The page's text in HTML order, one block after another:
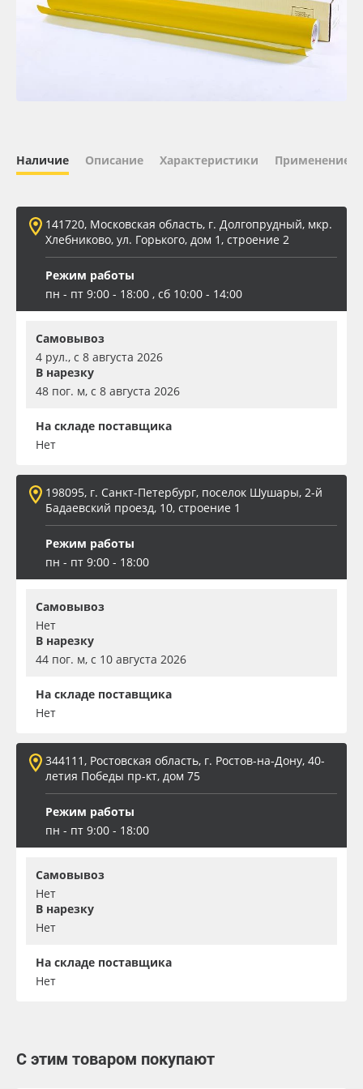
Oracal 641
Вспененный ПВХ
Баннер
Наличие Описание Характеристики Применение
141720, Московская область, г. Долгопрудный, мкр.
Хлебниково, ул. Горького, дом 1, строение 2
Режим работы
пн - пт 9:00 - 18:00 , сб 10:00 - 14:00
Самовывоз
4 рул., с 8 августа 2026
В нарезку
48 пог. м, с 8 августа 2026
На складе поставщика
Нет
198095, г. Санкт-Петербург, поселок Шушары, 2-й
Бадаевский проезд, 10, строение 1
Режим работы
пн - пт 9:00 - 18:00
Самовывоз
Нет
В нарезку
44 пог. м, с 10 августа 2026
На складе поставщика
Нет
344111, Ростовская область, г. Ростов-на-Дону, 40-
летия Победы пр-кт, дом 75
Режим работы
пн - пт 9:00 - 18:00
Самовывоз
Нет
В нарезку
Нет
На складе поставщика
Нет
С этим товаром покупают